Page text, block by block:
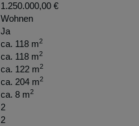
1.250.000,00 €
Wohnen
Ja
ca. 118 m2
ca. 118 m2
ca. 122 m2
ca. 204 m2
ca. 8 m2
2
2